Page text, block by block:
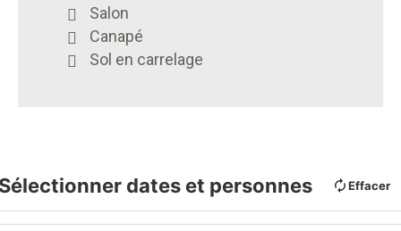
Salon
Canapé
Sol en carrelage
dates et personnes Effacer